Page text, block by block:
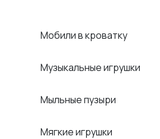
Мобили в кроватку
Музыкальные игрушки
Мыльные пузыри
Мягкие игрушки